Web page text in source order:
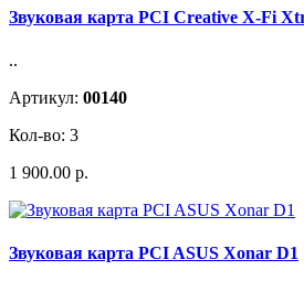
Звуковая карта PCI Creative X-Fi
..
Артикул: 00140
Кол-во: 3
1 900.00 р.
Звуковая карта PCI ASUS Xonar D1